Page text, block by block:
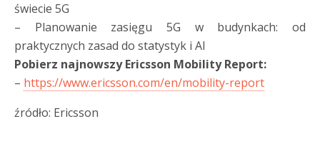
świecie 5G
– Planowanie zasięgu 5G w budynkach: od
praktycznych zasad do statystyk i AI
Pobierz najnowszy Ericsson Mobility Report:
– https://www.ericsson.com/en/mobility-report
źródło: Ericsson